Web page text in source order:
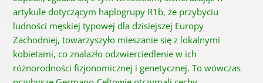
artykule dotyczącym haplogrupy R1b, że przybyciu
ludności męskiej typowej dla dzisiejszej Europy
Zachodniej, towarzyszyło mieszanie się z lokalnymi
kobietami, co znalazło odzwierciedlenie w ich
różnorodności fizjonomicznej i genetycznej. To wówczas